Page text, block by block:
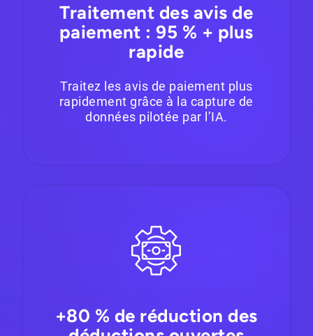
Traitement des avis de
paiement : 95 % + plus
rapide
Traitez les avis de paiement plus
rapidement grâce à la capture de
données pilotée par l’IA.
+80 % de réduction des